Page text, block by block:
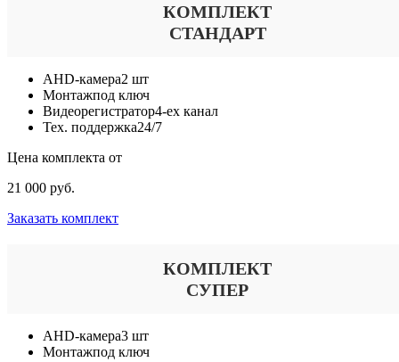
КОМПЛЕКТ
СТАНДАРТ
AHD-камера2 шт
Монтажпод ключ
Видеорегистратор4-ех канал
Тех. поддержка24/7
Цена комплекта от
21 000 руб.
Заказать комплект
КОМПЛЕКТ
СУПЕР
AHD-камера3 шт
Монтажпод ключ